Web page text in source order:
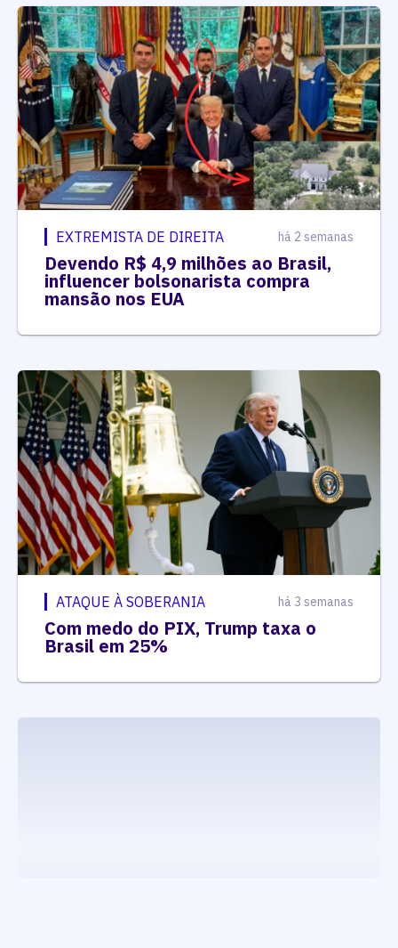
EXTREMISTA DE DIREITA há 2 semanas
Devendo R$ 4,9 milhões ao Brasil,
influencer bolsonarista compra
mansão nos EUA
ATAQUE À SOBERANIA há 3 semanas
Com medo do PIX, Trump taxa o
Brasil em 25%